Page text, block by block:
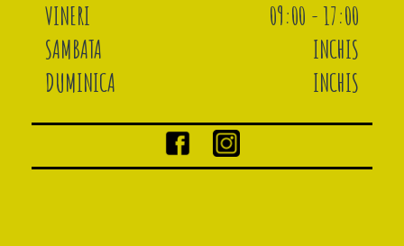
VINERI
09:00 - 17:00
SAMBATA
INCHIS
DUMINICA
INCHIS